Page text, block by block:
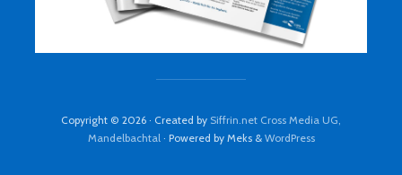
Copyright © 2026 · Created by Siffrin.net Cross Media UG,
Mandelbachtal· Powered by Meks & WordPress